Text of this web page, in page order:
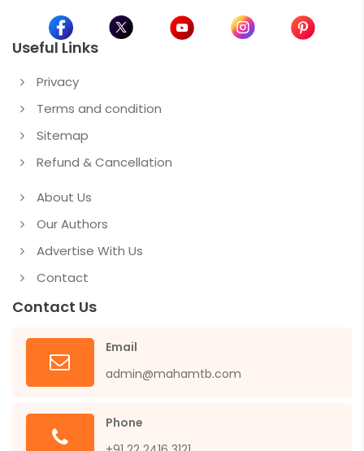
Useful Links
Privacy
Terms and condition
Sitemap
Refund & Cancellation
About Us
Our Authors
Advertise With Us
Contact
Contact Us
Email
admin@mahamtb.com
Phone